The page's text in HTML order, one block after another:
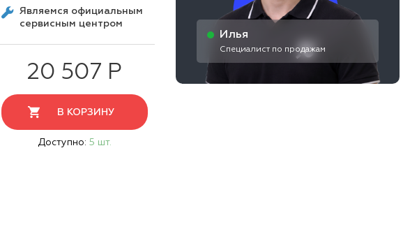
Являемся официальным
сервисным центром
20 507 Р
В КОРЗИНУ
Доступно: 5 шт.
Илья
Специалист по продажам